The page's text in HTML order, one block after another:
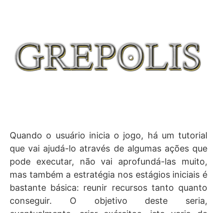
Quando o usuário inicia o jogo, há um tutorial
que vai ajudá-lo através de algumas ações que
pode executar, não vai aprofundá-las muito,
mas também a estratégia nos estágios iniciais é
bastante básica: reunir recursos tanto quanto
conseguir. O objetivo deste seria,